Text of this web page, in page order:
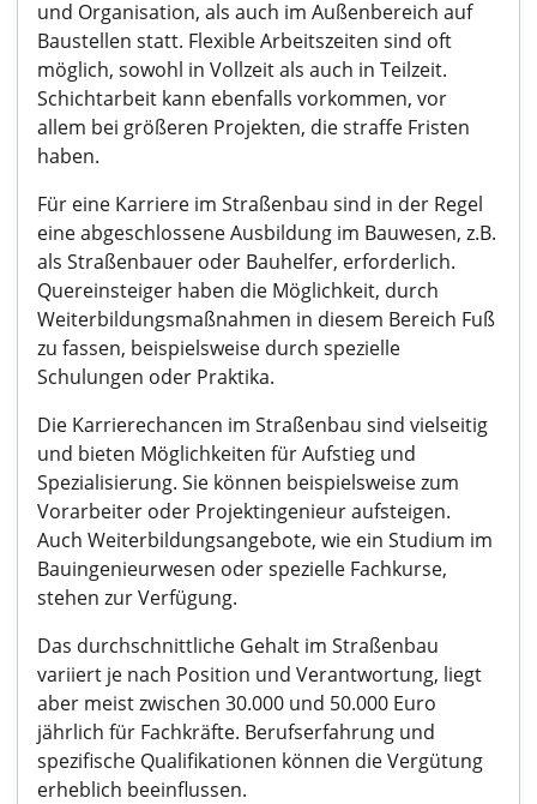
und Organisation, als auch im Außenbereich auf
Baustellen statt. Flexible Arbeitszeiten sind oft
möglich, sowohl in Vollzeit als auch in Teilzeit.
Schichtarbeit kann ebenfalls vorkommen, vor
allem bei größeren Projekten, die straffe Fristen
haben.
Für eine Karriere im Straßenbau sind in der Regel
eine abgeschlossene Ausbildung im Bauwesen, z.B.
als Straßenbauer oder Bauhelfer, erforderlich.
Quereinsteiger haben die Möglichkeit, durch
Weiterbildungsmaßnahmen in diesem Bereich Fuß
zu fassen, beispielsweise durch spezielle
Schulungen oder Praktika.
Die Karrierechancen im Straßenbau sind vielseitig
und bieten Möglichkeiten für Aufstieg und
Spezialisierung. Sie können beispielsweise zum
Vorarbeiter oder Projektingenieur aufsteigen.
Auch Weiterbildungsangebote, wie ein Studium im
Bauingenieurwesen oder spezielle Fachkurse,
stehen zur Verfügung.
Das durchschnittliche Gehalt im Straßenbau
variiert je nach Position und Verantwortung, liegt
aber meist zwischen 30.000 und 50.000 Euro
jährlich für Fachkräfte. Berufserfahrung und
spezifische Qualifikationen können die Vergütung
erheblich beeinflussen.